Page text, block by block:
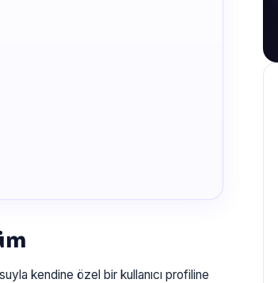
kendine özel bir kullanıcı profiline